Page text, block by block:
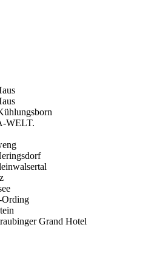
WELT.
Ording
Grand Hotel